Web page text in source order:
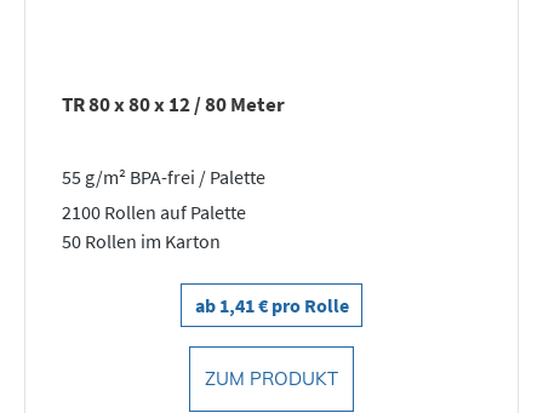
TR 80 x 80 x 12 / 80 Meter
55 g/m² BPA-frei / Palette
2100 Rollen auf Palette
50 Rollen im Karton
ab 1,41 € pro Rolle
ZUM PRODUKT